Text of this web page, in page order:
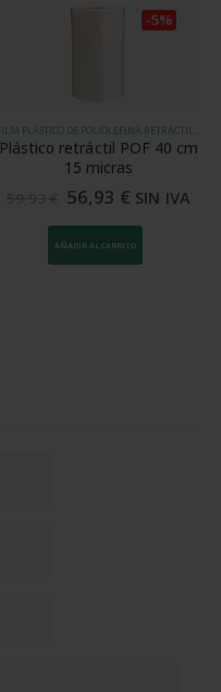
FILM PLÁSTICO DE POLIOLEFINA RETRÁCTIL (POF)
Plástico retráctil POF 40 cm
15 micras
56,93 € SIN IVA
-5%
AÑADIR AL CARRITO